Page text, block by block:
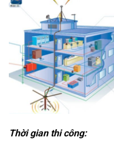
Thời gian thi công: